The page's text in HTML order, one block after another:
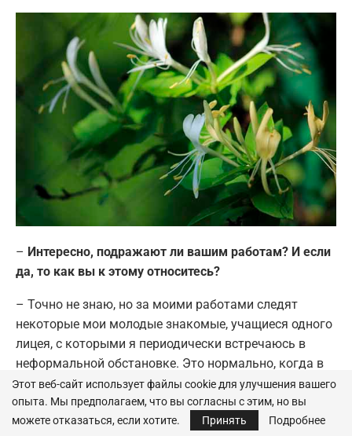
– Интересно, подражают ли вашим работам? И если
да, то как вы к этому относитесь?
– Точно не знаю, но за моими работами следят
некоторые мои молодые знакомые, учащиеся одного
лицея, с которыми я периодически встречаюсь в
неформальной обстановке. Это нормально, когда в
начале пути мы подражаем кому-то – это учёба, за
которой неминуемо следуют поиски своего
собственного стиля. Мы всегда подражаем своим
Этот веб-сайт использует файлы cookie для улучшения вашего
опыта. Мы предполагаем, что вы согласны с этим, но вы
можете отказаться, если хотите.
Принять Подробнее